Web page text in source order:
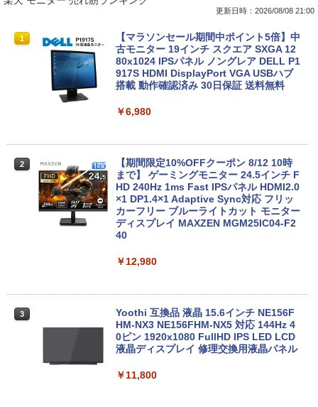
1
【期間限定破格金額！】新生活 新古品 W
in11搭載 パソコンノートパソコンoffice
付き 初心者向けノートPC 初期設定済 1
5.6型 インテル高速CPU ランダムで発送
メモリ4GB～ 高速SSD1TB 最大 フルHD
新で在庫処分
Panasonic Let's note CF-SZ6/12.1型F
HD / 第7世代 Core i3-7100U /中古ノート
パソコン win11 office付・整備済み品・
メモリ8GB / 高速SSD搭載 / Webカメラ /
HDMI・VGA / WiFi / 超軽量モバイルノー
【全品最大2500円OFFクーポン】【贅沢
な性能を手の届く価格でCorei5 CPU+Off
ice2019 H&B】 富士通 LIFEBOOK A577
SSD128GB/256GB/512GB/1TB DVD テ
更新日時：2026/08/08 21:00
1
【マラソンセール期間中ポイント5倍】中
古モニター 19インチ スクエア SXGA 12
80x1024 IPSパネル ノングレア DELL P1
917S HDMI DisplayPort VGA USBハブ
搭載 動作確認済み 30日保証 送料無料
￥6,980
2
【期間限定10%OFFクーポン 8/12 10時
まで】 ゲーミングモニター 24.5インチ F
HD 240Hz 1ms Fast IPSパネル HDMI2.0
×1 DP1.4×1 Adaptive Sync対応 フリッ
カーフリー ブルーライトカット モニター
ディスプレイ MAXZEN MGM25IC04-F2
40
￥12,980
3
Yoothi 互換品 液晶 15.6インチ NE156F
HM-NX3 NE156FHM-NX5 対応 144Hz 4
0ピン 1920x1080 FullHD IPS LED LCD
液晶ディスプレイ 修理交換用液晶パネル
￥11,800